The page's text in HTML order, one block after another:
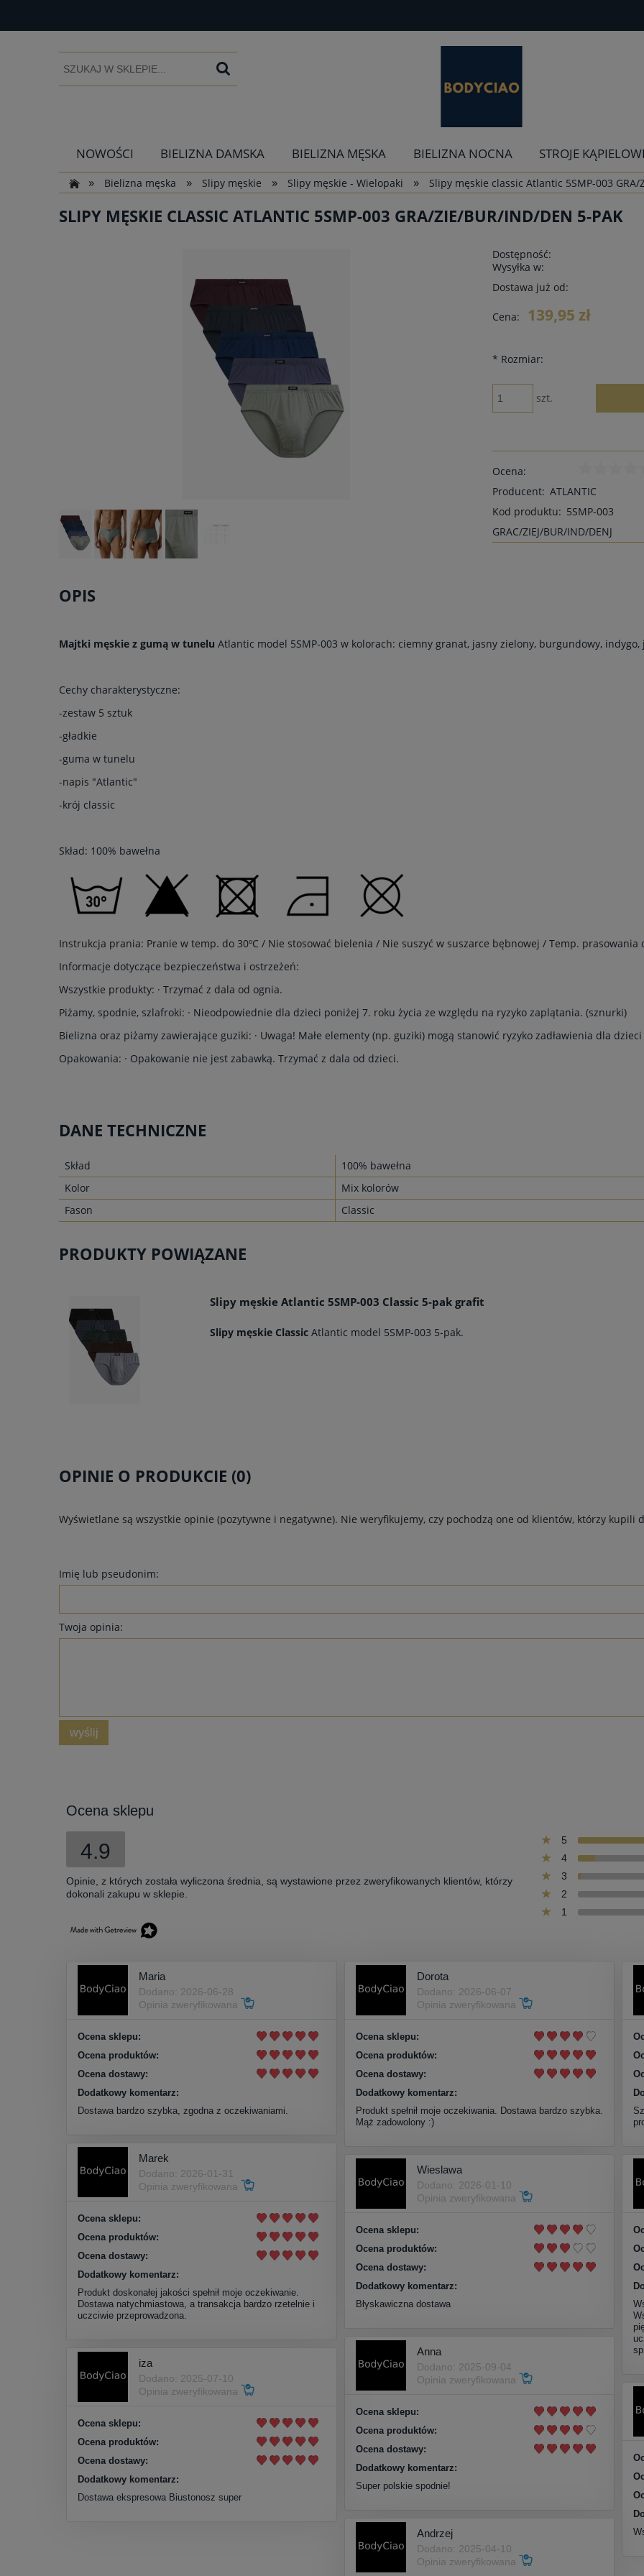
NOWOŚCI BIELIZNA DAMSKA BIELIZNA MĘSKA BIELIZNA NOCNA STROJE
»
Bielizna męska » Slipy męskie » Slipy męskie - Wielopaki » Slipy męskie classic Atlantic 5SMP-003 GRA/
SLIPY MĘSKIE CLASSIC ATLANTIC 5SMP-003 GRA/ZIE/BUR/IND/DEN 5-PAK
Dostępność:
Wysyłka w:
Dostawa już od:
Cena: 139,95 zł
* Rozmiar:
szt.
Ocena:
Producent: ATLANTIC
Kod produktu: 5SMP-003
GRAC/ZIEJ/BUR/IND/DENJ
OPIS
Majtki męskie z gumą w tunelu Atlantic model 5SMP-003 w kolorach: ciemny granat, jasny zielony, burgundowy, indygo,
Cechy charakterystyczne:
-zestaw 5 sztuk
-gładkie
-guma w tunelu
-napis "Atlantic"
-krój classic
Skład: 100% bawełna
Instrukcja prania: Pranie w temp. do 30ºC / Nie stosować bielenia / Nie suszyć w suszarce bębnowej / Temp. prasowania
Informacje dotyczące bezpieczeństwa i ostrzeżeń:
Wszystkie produkty: · Trzymać z dala od ognia.
Piżamy, spodnie, szlafroki: · Nieodpowiednie dla dzieci poniżej 7. roku życia ze względu na ryzyko zaplątania. (sznurki)
Bielizna oraz piżamy zawierające guziki: · Uwaga! Małe elementy (np. guziki) mogą stanowić ryzyko zadławienia dla
Opakowania: · Opakowanie nie jest zabawką. Trzymać z dala od dzieci.
DANE TECHNICZNE
Skład
100% bawełna
Kolor
Mix kolorów
Fason
Classic
PRODUKTY POWIĄZANE
Slipy męskie Atlantic 5SMP-003 Classic 5-pak grafit
Slipy męskie Classic Atlantic model 5SMP-003 5-pak.
OPINIE O PRODUKCIE (0)
Wyświetlane są wszystkie opinie (pozytywne i negatywne). Nie weryfikujemy, czy pochodzą one od klientów, którzy kupili
Imię lub pseudonim:
Twoja opinia:
wyślij
Ocena sklepu
4.9
Opinie, z których została wyliczona średnia, są wystawione przez zweryfikowanych klientów, którzy
dokonali zakupu w sklepie.
5
4
3
2
1
Maria
Dodano: 2026-06-28
Opinia zweryfikowana
Ocena sklepu:
Ocena produktów:
Ocena dostawy:
Dodatkowy komentarz:
Dostawa bardzo szybka, zgodna z oczekiwaniami.
Dorota
Dodano: 2026-06-07
Opinia zweryfikowana
Ocena sklepu:
Ocena produktów:
Ocena dostawy:
Dodatkowy komentarz:
Produkt spełnił moje oczekiwania. Dostawa bardzo szybka.
Mąż zadowolony :)
Marek
Dodano: 2026-01-31
Opinia zweryfikowana
Ocena sklepu:
Ocena produktów:
Ocena dostawy:
Dodatkowy komentarz:
Produkt doskonałej jakości spełnił moje oczekiwanie.
Dostawa natychmiastowa, a transakcja bardzo rzetelnie i
uczciwie przeprowadzona.
Wieslawa
Dodano: 2026-01-10
Opinia zweryfikowana
Ocena sklepu:
Ocena produktów:
Ocena dostawy:
Dodatkowy komentarz:
Błyskawiczna dostawa
Anna
Dodano: 2025-09-04
Opinia zweryfikowana
Ocena sklepu:
Ocena produktów:
Ocena dostawy:
Dodatkowy komentarz:
Super polskie spodnie!
iza
Dodano: 2025-07-10
Opinia zweryfikowana
Ocena sklepu:
Ocena produktów:
Ocena dostawy:
Dodatkowy komentarz:
Dostawa ekspresowa Biustonosz super
Andrzej
Dodano: 2025-04-10
Opinia zweryfikowana